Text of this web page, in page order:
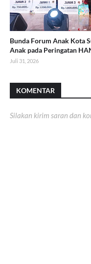
Bunda Forum Anak Kota
Anak pada Peringatan
Juli 31, 2026
KOMENTAR
Silakan kirim saran dan